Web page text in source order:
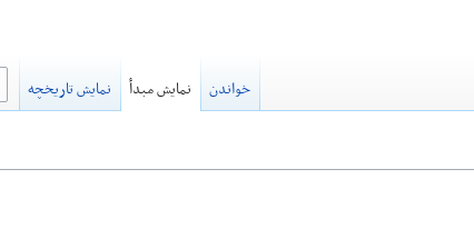
خواندن نمایش مبدأ نمایش تاریخچه